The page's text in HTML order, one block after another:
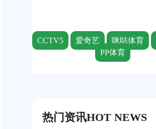
CCTV5 爱奇艺 咪咕体育
PP体育
热门资讯HOT NEWS